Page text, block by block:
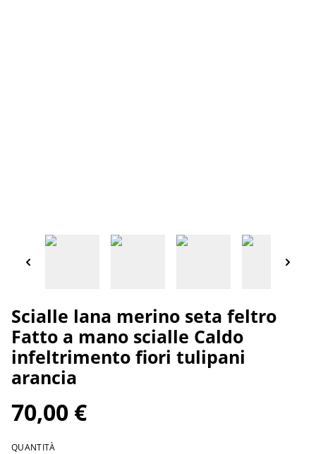
Scialle lana merino seta feltro
Fatto a mano scialle Caldo
infeltrimento fiori tulipani
arancia
70,00 €
QUANTITÀ